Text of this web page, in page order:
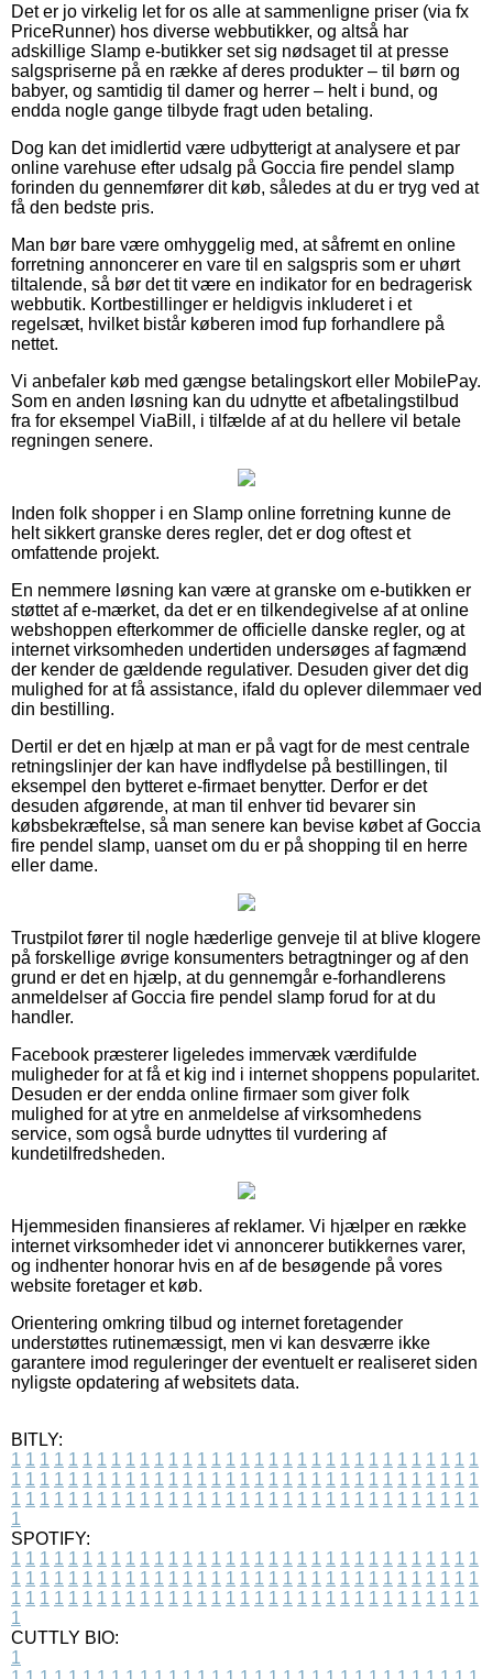
Det er jo virkelig let for os alle at sammenligne priser (via fx
PriceRunner) hos diverse webbutikker, og altså har
adskillige Slamp e-butikker set sig nødsaget til at presse
salgspriserne på en række af deres produkter – til børn og
babyer, og samtidig til damer og herrer – helt i bund, og
endda nogle gange tilbyde fragt uden betaling.
Dog kan det imidlertid være udbytterigt at analysere et par
online varehuse efter udsalg på Goccia fire pendel slamp
forinden du gennemfører dit køb, således at du er tryg ved at
få den bedste pris.
Man bør bare være omhyggelig med, at såfremt en online
forretning annoncerer en vare til en salgspris som er uhørt
tiltalende, så bør det tit være en indikator for en bedragerisk
webbutik. Kortbestillinger er heldigvis inkluderet i et
regelsæt, hvilket bistår køberen imod fup forhandlere på
nettet.
Vi anbefaler køb med gængse betalingskort eller MobilePay.
Som en anden løsning kan du udnytte et afbetalingstilbud
fra for eksempel ViaBill, i tilfælde af at du hellere vil betale
regningen senere.
Inden folk shopper i en Slamp online forretning kunne de
helt sikkert granske deres regler, det er dog oftest et
omfattende projekt.
En nemmere løsning kan være at granske om e-butikken er
støttet af e-mærket, da det er en tilkendegivelse af at online
webshoppen efterkommer de officielle danske regler, og at
internet virksomheden undertiden undersøges af fagmænd
der kender de gældende regulativer. Desuden giver det dig
mulighed for at få assistance, ifald du oplever dilemmaer ved
din bestilling.
Dertil er det en hjælp at man er på vagt for de mest centrale
retningslinjer der kan have indflydelse på bestillingen, til
eksempel den bytteret e-firmaet benytter. Derfor er det
desuden afgørende, at man til enhver tid bevarer sin
købsbekræftelse, så man senere kan bevise købet af Goccia
fire pendel slamp, uanset om du er på shopping til en herre
eller dame.
Trustpilot fører til nogle hæderlige genveje til at blive klogere
på forskellige øvrige konsumenters betragtninger og af den
grund er det en hjælp, at du gennemgår e-forhandlerens
anmeldelser af Goccia fire pendel slamp forud for at du
handler.
Facebook præsterer ligeledes immervæk værdifulde
muligheder for at få et kig ind i internet shoppens popularitet.
Desuden er der endda online firmaer som giver folk
mulighed for at ytre en anmeldelse af virksomhedens
service, som også burde udnyttes til vurdering af
kundetilfredsheden.
Hjemmesiden finansieres af reklamer. Vi hjælper en række
internet virksomheder idet vi annoncerer butikkernes varer,
og indhenter honorar hvis en af de besøgende på vores
website foretager et køb.
Orientering omkring tilbud og internet foretagender
understøttes rutinemæssigt, men vi kan desværre ikke
garantere imod reguleringer der eventuelt er realiseret siden
nyligste opdatering af websitets data.
BITLY:
1 1 1 1 1 1 1 1 1 1 1 1 1 1 1 1 1 1 1 1 1 1 1 1 1 1 1 1 1 1 1 1 1
1 1 1 1 1 1 1 1 1 1 1 1 1 1 1 1 1 1 1 1 1 1 1 1 1 1 1 1 1 1 1 1 1
1 1 1 1 1 1 1 1 1 1 1 1 1 1 1 1 1 1 1 1 1 1 1 1 1 1 1 1 1 1 1 1 1
1
SPOTIFY:
1 1 1 1 1 1 1 1 1 1 1 1 1 1 1 1 1 1 1 1 1 1 1 1 1 1 1 1 1 1 1 1 1
1 1 1 1 1 1 1 1 1 1 1 1 1 1 1 1 1 1 1 1 1 1 1 1 1 1 1 1 1 1 1 1 1
1 1 1 1 1 1 1 1 1 1 1 1 1 1 1 1 1 1 1 1 1 1 1 1 1 1 1 1 1 1 1 1 1
1
CUTTLY BIO:
1